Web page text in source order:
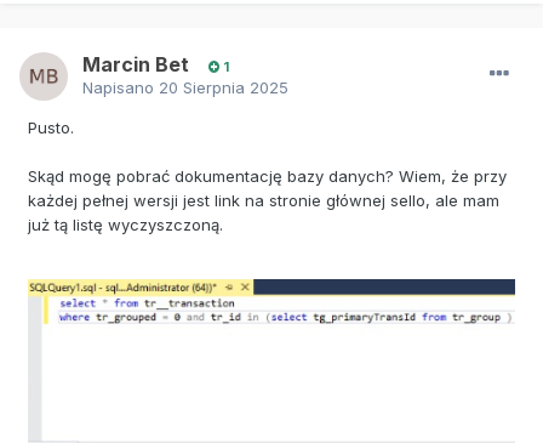
Marcin Bet 1
Napisano 20 Sierpnia 2025
Pusto.
Skąd mogę pobrać dokumentację bazy danych? Wiem, że przy
każdej pełnej wersji jest link na stronie głównej sello, ale mam
już tą listę wyczyszczoną.